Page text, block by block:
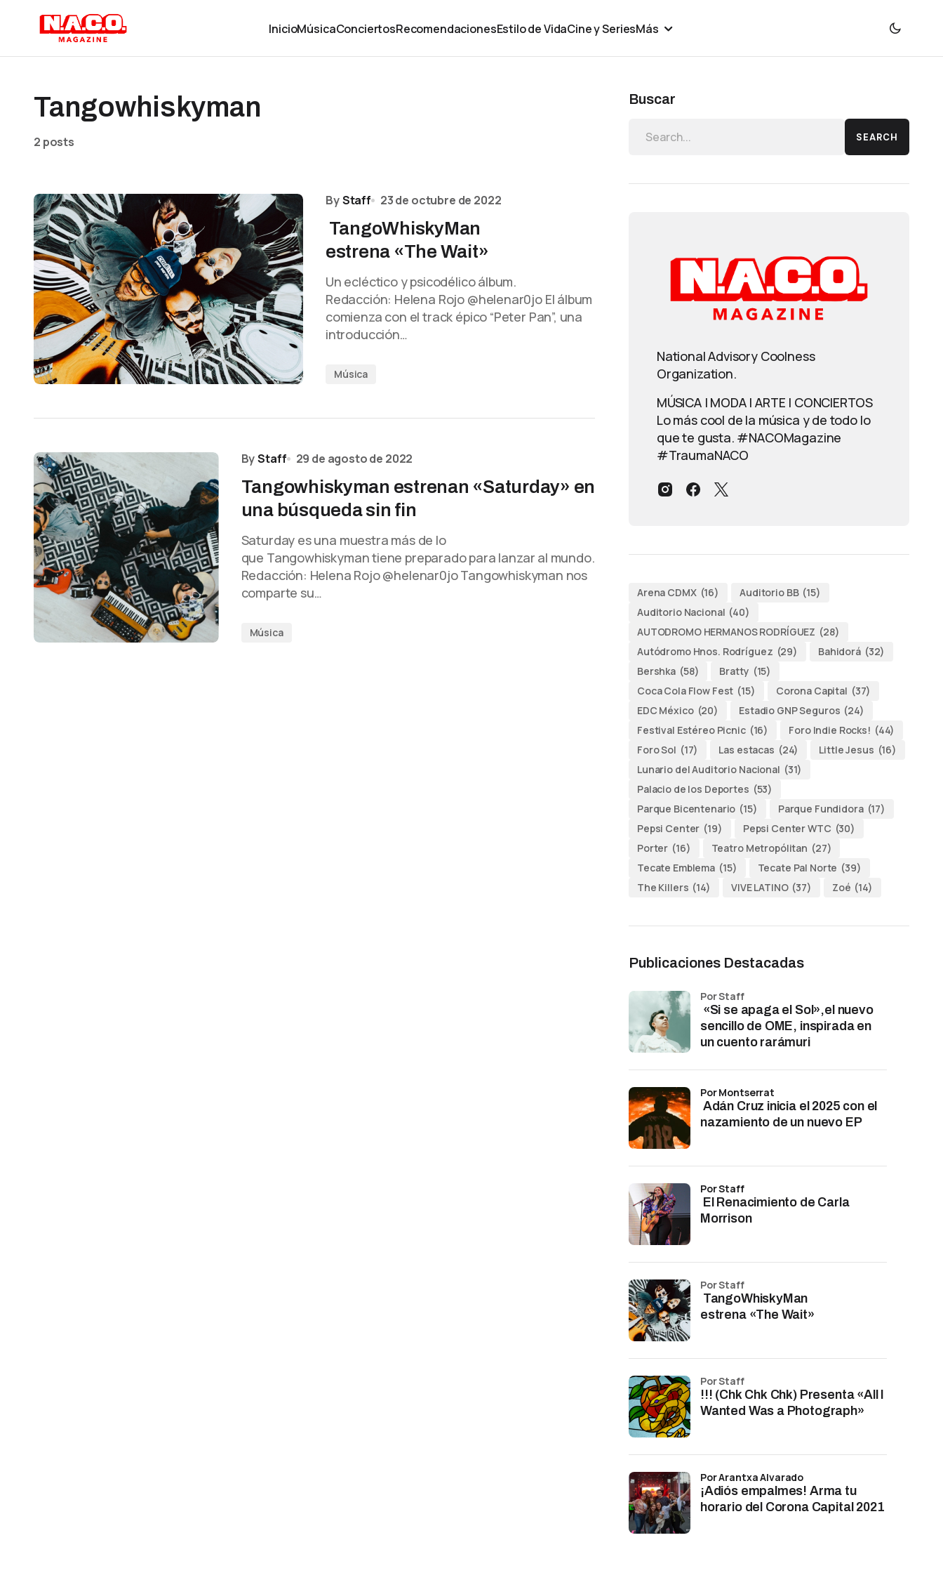
InicioMúsicaConciertosRecomendacionesEstilo de VidaCine y SeriesMás
Tangowhiskyman
2 posts
ByStaff 23 de octubre de 2022
TangoWhiskyMan
estrena «The Wait»
Un ecléctico y psicodélico álbum.
Redacción: Helena Rojo @helenar0jo El álbum
comienza con el track épico “Peter Pan”, una
introducción…
Música
ByStaff 29 de agosto de 2022
Tangowhiskyman estrenan «Saturday» en
una búsqueda sin fin
Saturday es una muestra más de lo
que Tangowhiskyman tiene preparado para lanzar al mundo.
Redacción: Helena Rojo @helenar0jo Tangowhiskyman nos
comparte su…
Música
Buscar
SEARCH
National Advisory Coolness
Organization.
MÚSICA | MODA | ARTE | CONCIERTOS
Lo más cool de la música y de todo lo
que te gusta. #NACOMagazine
#TraumaNACO
Arena CDMX (16) Auditorio BB (15)
Auditorio Nacional (40)
AUTODROMO HERMANOS RODRÍGUEZ (28)
Autódromo Hnos. Rodríguez (29) Bahidorá (32)
Bershka (58) Bratty (15)
Coca Cola Flow Fest (15) Corona Capital (37)
EDC México (20) Estadio GNP Seguros (24)
Festival Estéreo Picnic (16) Foro Indie Rocks! (44)
Foro Sol (17) Las estacas (24) Little Jesus (16)
Lunario del Auditorio Nacional (31)
Palacio de los Deportes (53)
Parque Bicentenario (15) Parque Fundidora (17)
Pepsi Center (19) Pepsi Center WTC (30)
Porter (16) Teatro Metropólitan (27)
Tecate Emblema (15) Tecate Pal Norte (39)
The Killers (14) VIVE LATINO (37) Zoé (14)
Publicaciones Destacadas
«Si se apaga el Sol»,el nuevo
sencillo de OME, inspirada en
un cuento rarámuri
por Staff
Adán Cruz inicia el 2025 con el
nazamiento de un nuevo EP
por Montserrat
El Renacimiento de Carla
Morrison
por Staff
TangoWhiskyMan
estrena «The Wait»
por Staff
!!! (Chk Chk Chk) Presenta «All I
Wanted Was a Photograph»
por Staff
¡Adiós empalmes! Arma tu
horario del Corona Capital 2021
por Arantxa Alvarado